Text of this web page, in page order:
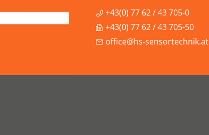
+43(0) 77 62 / 43 705-0
+43(0) 77 62 / 43 705-50
office@hs-sensortechnik.at